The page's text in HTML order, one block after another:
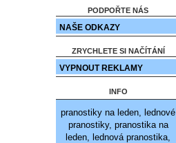
PODPOŘTE NÁS
NAŠE ODKAZY
ZRYCHLETE SI NAČÍTÁNÍ
VYPNOUT REKLAMY
INFO
pranostiky na leden, lednové
pranostiky, pranostika na
leden, lednová pranostika,